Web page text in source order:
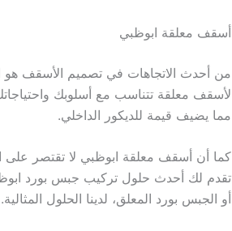
أسقف معلقة ابوظبي
من أحدث الاتجاهات في تصميم الأسقف هو
لأسقف معلقة تتناسب مع أسلوبك
مما يضيف قيمة للديكور الداخلي.
كما أن أسقف معلقة ابوظبي لا تقتصر على
تقدم لك أحدث حلول تركيب جبس بورد
أو الجبس بورد المعلق، لدينا الحلول المثالية.